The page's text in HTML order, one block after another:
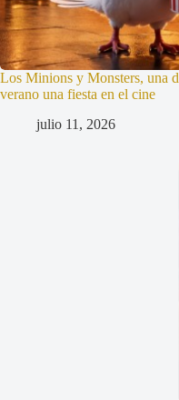
Los Minions y Monsters, una
verano una fiesta en el cine
julio 11, 2026